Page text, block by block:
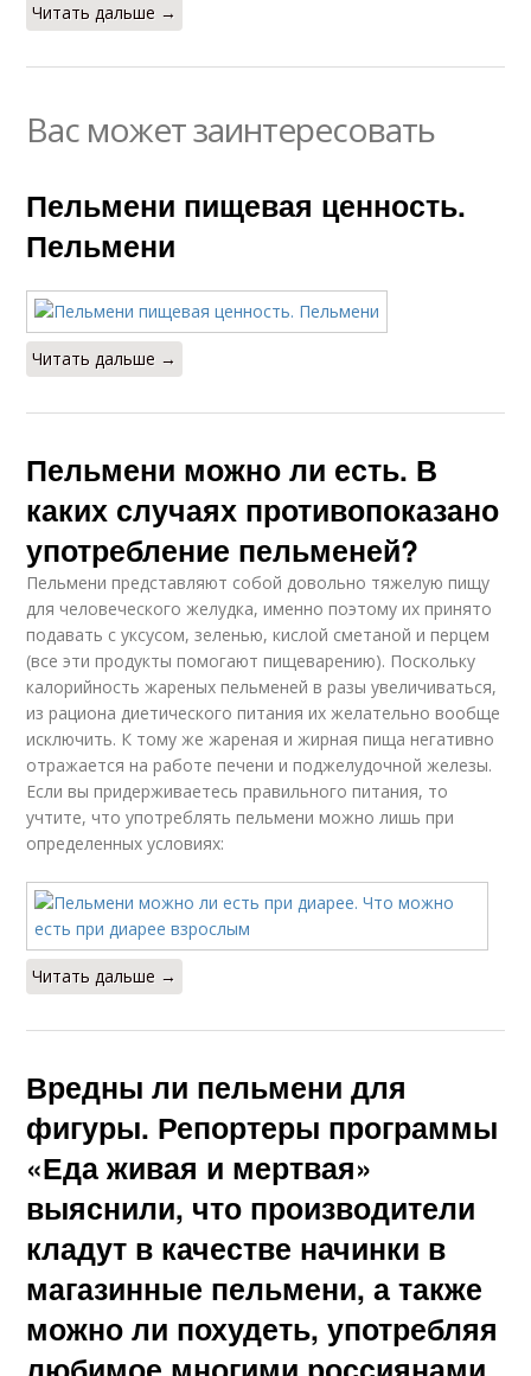
Читать дальше →
Вас может заинтересовать
Пельмени пищевая ценность.
Пельмени
Читать дальше →
Пельмени можно ли есть. В
каких случаях противопоказано
употребление пельменей?
Пельмени представляют собой довольно тяжелую пищу
для человеческого желудка, именно поэтому их принято
подавать с уксусом, зеленью, кислой сметаной и перцем
(все эти продукты помогают пищеварению). Поскольку
калорийность жареных пельменей в разы увеличиваться,
из рациона диетического питания их желательно вообще
исключить. К тому же жареная и жирная пища негативно
отражается на работе печени и поджелудочной железы.
Если вы придерживаетесь правильного питания, то
учтите, что употреблять пельмени можно лишь при
определенных условиях:
Читать дальше →
Вредны ли пельмени для
фигуры. Репортеры программы
«Еда живая и мертвая»
выяснили, что производители
кладут в качестве начинки в
магазинные пельмени, а также
можно ли похудеть, употребляя